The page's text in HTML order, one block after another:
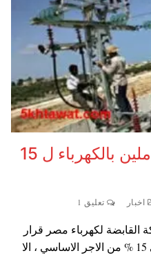
حقيقة زيادة علاوة العاملين بالكهرباء ل 15
اخبار تعليق 1
القابضة لكهرباء مصر قرار
زيادة علاوة العاملين بالكهرباء الي 15 % من الاجر الاساسي ، الا